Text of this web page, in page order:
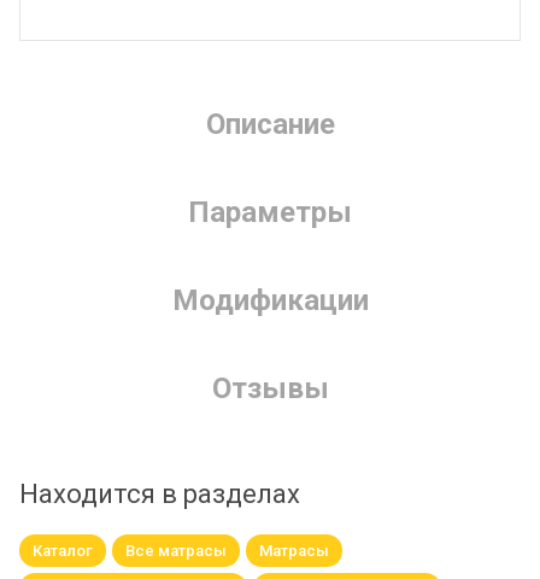
Описание
Параметры
Модификации
Отзывы
Находится в разделах
Каталог Все матрасы Матрасы